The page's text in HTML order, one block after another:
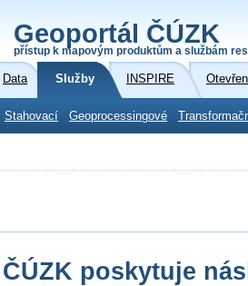
Geoportál ČÚZK
přístup k mapovým produktům a službám
Data Služby INSPIRE
Stahovací Geoprocessingové
poskytuje